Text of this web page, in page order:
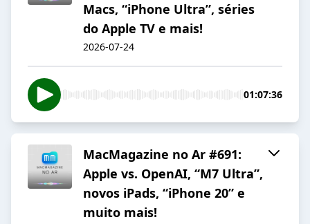
Macs, “iPhone Ultra”, séries
do Apple TV e mais!
2026-07-24
01:07:36
MacMagazine no Ar #691:
Apple vs. OpenAI, “M7 Ultra”,
novos iPads, “iPhone 20” e
muito mais!